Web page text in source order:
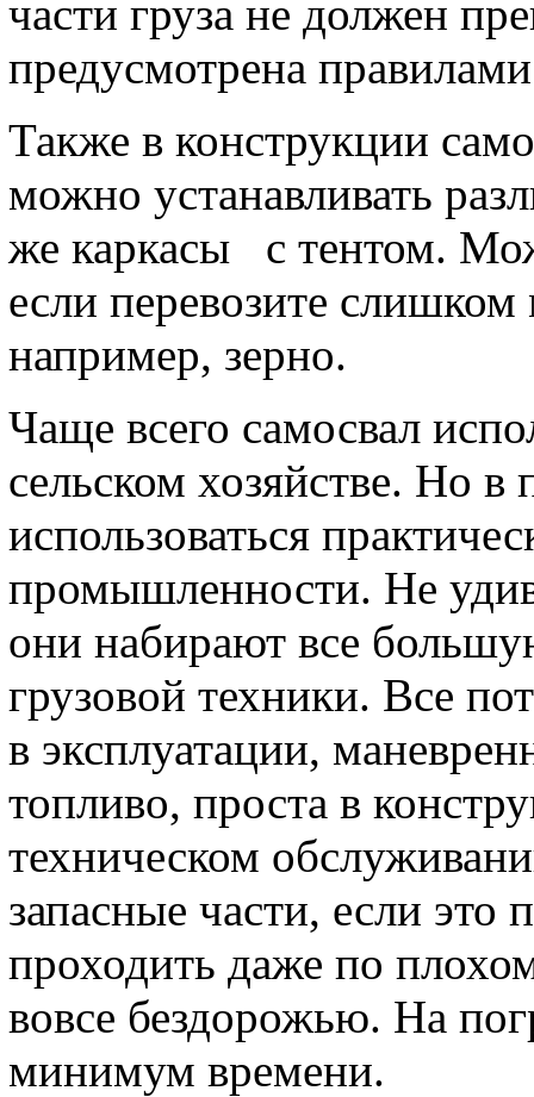
части груза не должен
предусмотрена
Также в конструкции
можно устанавливать
же каркасы с тентом.
если перевозите
например, зерно.
Чаще всего самосвал
сельском хозяйстве. Но
использоваться
промышленности. Не
они набирают все
грузовой техники. Все
в эксплуатации,
топливо, проста в
техническом
запасные части, если
проходить даже по
вовсе бездорожью. На
минимум времени.